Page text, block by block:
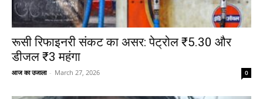
रूसी रिफाइनरी संकट का असर: पेट्रोल ₹5.30 और
डीजल ₹3 महंगा
आज का उजाला - March 27, 2026 0